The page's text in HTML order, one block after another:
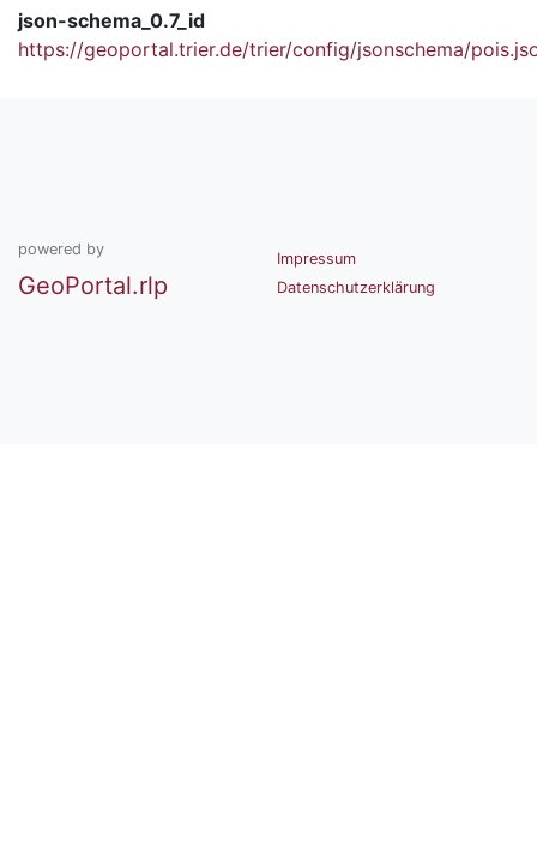
json-schema_0.7_id
https://geoportal.trier.de/trier/config/jsonschema/
powered by
GeoPortal.rlp
Impressum
Datenschutzerklärung